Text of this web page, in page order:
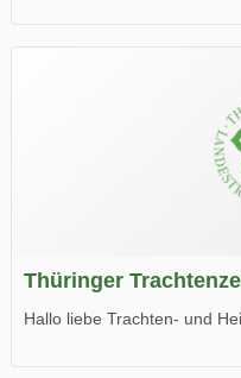
Wir wünschen Euch viel
Thüringer
Hallo liebe Trachten- und